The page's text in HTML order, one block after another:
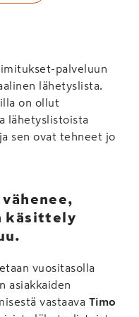
palveluun
lähetyslista.
on ollut
lähetyslistoista
sen ovat tehneet jo
käsittely
vuositasolla
asiakkaiden
vastaava Timo